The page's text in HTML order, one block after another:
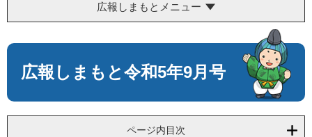
広報しまもとメニュー
文
広報しまもと令和5年9月号
ページ内目次